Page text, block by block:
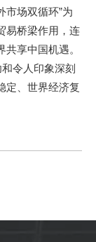
在消防出口安
市场双循环”为
易桥梁作用，连
享中国机遇。
令人印象深刻
定、世界经济复